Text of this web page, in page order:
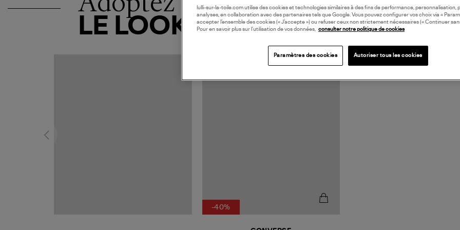
LE LOOK
-40%
lulli-sur-la-toile.com utilise des cookies et technologies similaires à des fins de performance, personnalisation,
analyses, en collaboration avec des partenaires tels que Google. Vous pouvez configurer vos choix via «
accepter l’ensemble des cookies (« J’accepte ») ou refuser ceux non strictement nécessaires (« Continuer
Pour en savoir plus sur l’utilisation de vos données, consulter notre politique de cookies
Paramètres des cookies Autoriser tous les cookies